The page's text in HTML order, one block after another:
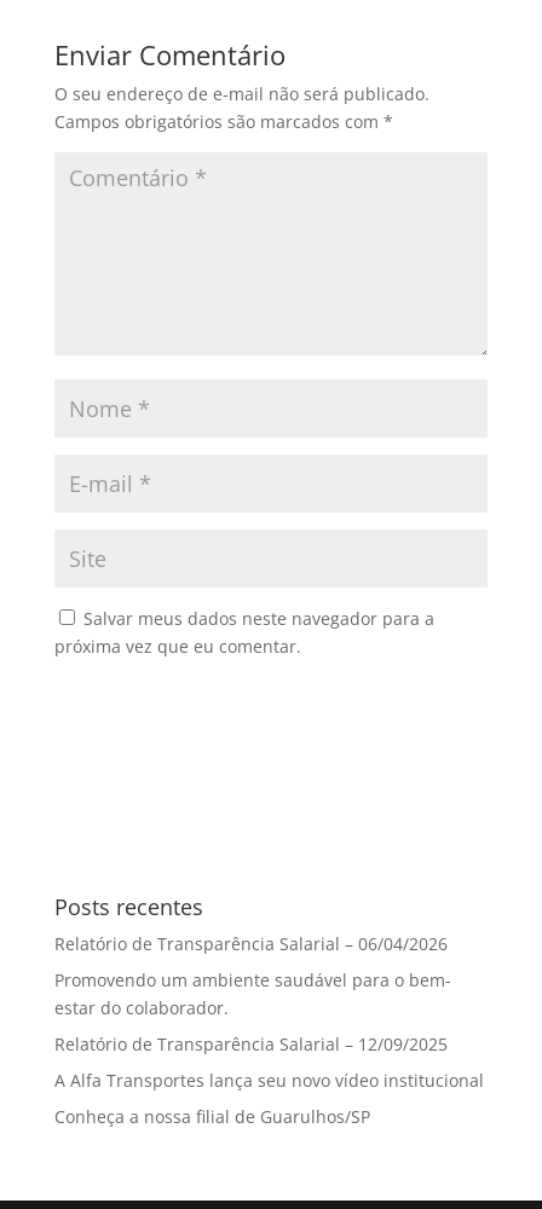
Enviar Comentário
O seu endereço de e-mail não será publicado.
Campos obrigatórios são marcados com *
Salvar meus dados neste navegador para a
próxima vez que eu comentar.
Posts recentes
Relatório de Transparência Salarial – 06/04/2026
Promovendo um ambiente saudável para o bem-
estar do colaborador.
Relatório de Transparência Salarial – 12/09/2025
A Alfa Transportes lança seu novo vídeo institucional
Conheça a nossa filial de Guarulhos/SP